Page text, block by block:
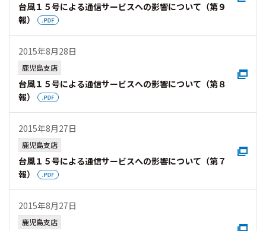
台風１５号による通信サービスへの影響について（第９
報）
2015年8月28日
鹿児島支店
台風１５号による通信サービスへの影響について（第８
報）
2015年8月27日
鹿児島支店
台風１５号による通信サービスへの影響について（第７
報）
2015年8月27日
鹿児島支店